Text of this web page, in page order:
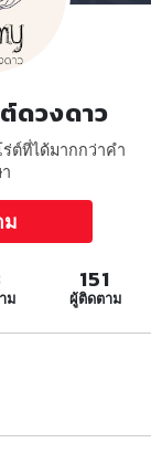
ดวงดาว
ต์ที่ได้มากกว่าคำ
ม
ม
151
ผู้ติดตาม